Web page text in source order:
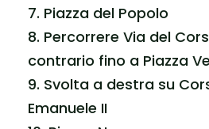
7. Piazza del Popolo
8. Percorrere Via del
contrario fino a Piazza
9. Svolta a destra su
Emanuele II